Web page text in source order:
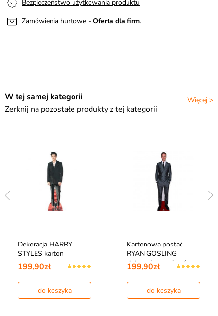
Bezpieczeństwo użytkowania produktu
Zamówienia hurtowe - Oferta dla firm.
Więcej >
W tej samej kategorii
Zerknij na pozostałe produkty z tej kategorii
Dekoracja HARRY
STYLES karton
199,90zł
do koszyka
Kartonowa postać
RYAN GOSLING
dekoracja na wieczór…
199,90zł
do koszyka